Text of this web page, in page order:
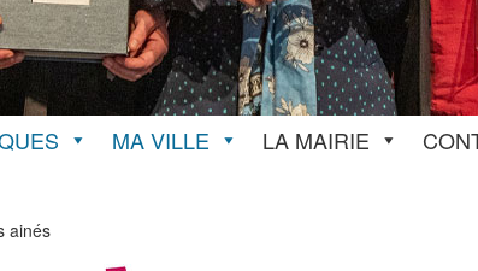
MA VILLE LA MAIRIE
ainés